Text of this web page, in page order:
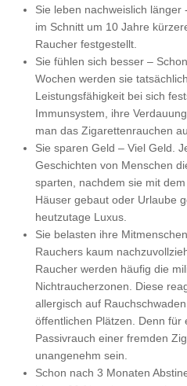
Sie leben nachweislich
im Schnitt um 10 Jahre
Raucher festgestellt.
Sie fühlen sich besser –
Wochen werden sie
Leistungsfähigkeit bei sich
Immunsystem, ihre
man das Zigarettenrauchen
Sie sparen Geld – Viel Geld.
Geschichten von Menschen
sparten, nachdem sie mit
Häuser gebaut oder Urlaube
heutzutage Luxus.
Sie belasten ihre
Rauchers kaum
Raucher werden häufig die
Nichtraucherzonen. Diese
allergisch auf
öffentlichen Plätzen. Denn
Passivrauch einer fremden
unangenehm sein.
Schon nach 3 Monaten